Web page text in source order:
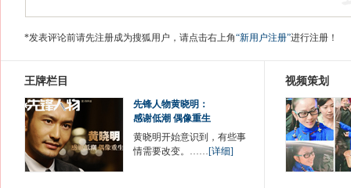
*发表评论前请先注册成为搜狐用户，请点击右上角“新用户注册”进行注册！
王牌栏目
先锋人物黄晓明：
感谢低潮 偶像重生
黄晓明开始意识到，有些事
情需要改变。……[详细]
视频策划